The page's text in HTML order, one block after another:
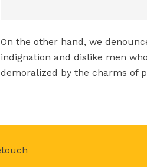
On the other hand, we
indignation and dislike men
demoralized by the charms of